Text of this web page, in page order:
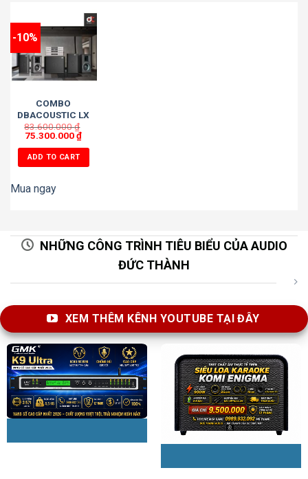
-10%
COMBO
DBACOUSTIC LX
8
83.600.000₫
75.300.000₫
ADD TO CART
Mua ngay
NHỮNG CÔNG TRÌNH TIÊU BIỂU CỦA AUDIO
ĐỨC THÀNH
XEM THÊM KÊNH YOUTUBE TẠI ĐÂY